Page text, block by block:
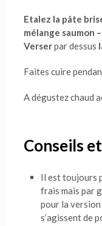
Etalez la pâte
mélange saumon
Verserpar dessus
Faites cuire
A dégustez chaud
Conseils
Il est toujours
frais mais par
pour la version
s’agissent de